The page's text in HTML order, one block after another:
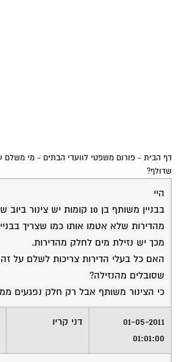
דף הבית - פורום משפטי לוועדי הבתים - מי משלם
שדולף?
היי
בבניין משותף בן 10 קומות יש
מהדירות שלא אטמו אותו כמו שצריך
מכך יש נזילת מים לחלק מהדירות.
האם כל בעלי הדירות צריכות לשלם על
שסובלים מהנזילה?
כי הצינור משותף אבל רק חלק נפגעים
01-05-2011
01:01:00
דני קריו